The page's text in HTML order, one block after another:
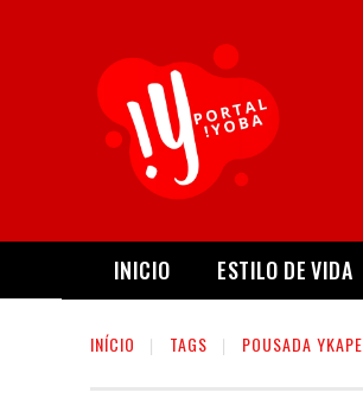
INICIO ESTILO DE VIDA
INÍCIO TAGS POUSADA YKAPE